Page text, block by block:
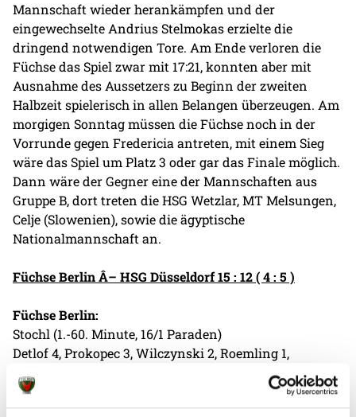
Mannschaft wieder herankämpfen und der
eingewechselte Andrius Stelmokas erzielte die
dringend notwendigen Tore. Am Ende verloren die
Füchse das Spiel zwar mit 17:21, konnten aber mit
Ausnahme des Aussetzers zu Beginn der zweiten
Halbzeit spielerisch in allen Belangen überzeugen. Am
morgigen Sonntag müssen die Füchse noch in der
Vorrunde gegen Fredericia antreten, mit einem Sieg
wäre das Spiel um Platz 3 oder gar das Finale möglich.
Dann wäre der Gegner eine der Mannschaften aus
Gruppe B, dort treten die HSG Wetzlar, MT Melsungen,
Celje (Slowenien), sowie die ägyptische
Nationalmannschaft an.
Füchse Berlin Â– HSG Düsseldorf 15 : 12 ( 4 : 5 )
Füchse Berlin:
Stochl (1.-60. Minute, 16/1 Paraden)
Detlof 4, Prokopec 3, Wilczynski 2, Roemling 1,
Schumann 1, Stelmokas 1, Pieper 1, Veta 1, Brack 1/1,
Hartensuer (ne), Julius (ne)